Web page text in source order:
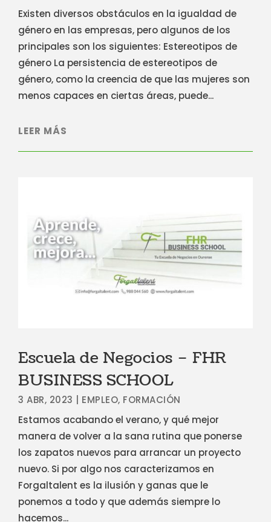
Existen diversos obstáculos en la igualdad de
género en las empresas, pero algunos de los
principales son los siguientes: Estereotipos de
género La persistencia de estereotipos de
género, como la creencia de que las mujeres son
menos capaces en ciertas áreas, puede...
LEER MÁS
Escuela de Negocios – FHR
BUSINESS SCHOOL
3 ABR, 2023 EMPLEO, FORMACIÓN
Estamos acabando el verano, y qué mejor
manera de volver a la sana rutina que ponerse
los zapatos nuevos para arrancar un proyecto
nuevo. Si por algo nos caracterizamos en
Forgaltalent es la ilusión y ganas que le
ponemos a todo y que además siempre lo
hacemos...